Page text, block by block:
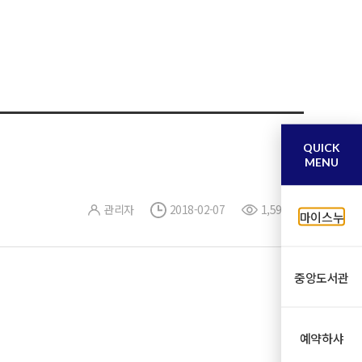
관리자 2018-02-07 1,594
QUICK
MENU
마이스누
중앙도서관
예약하샤